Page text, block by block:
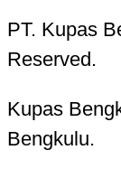
PT. Kupas
Reserved.
Kupas
Bengkulu.